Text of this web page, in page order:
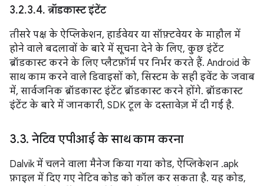
3.2.3.4. ब्रॉडकास्ट इंटेंट
तीसरे पक्ष के ऐप्लिकेशन, हार्डवेयर या सॉफ़्टवेयर के माहौल में
होने वाले बदलावों के बारे में सूचना देने के लिए, कुछ इंटेंट
ब्रॉडकास्ट करने के लिए प्लैटफ़ॉर्म पर निर्भर करते हैं. Android के
साथ काम करने वाले डिवाइसों को, सिस्टम के सही इवेंट के जवाब
में, सार्वजनिक ब्रॉडकास्ट इंटेंट ब्रॉडकास्ट करने होंगे. ब्रॉडकास्ट
इंटेंट के बारे में जानकारी, SDK टूल के दस्तावेज़ में दी गई है.
3.3. नेटिव एपीआई के साथ काम करना
Dalvik में चलने वाला मैनेज किया गया कोड, ऐप्लिकेशन .apk
फ़ाइल में दिए गए नेटिव कोड को कॉल कर सकता है. यह कोड,